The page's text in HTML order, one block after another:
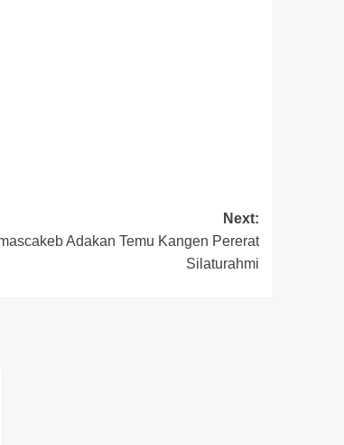
Next:
Adakan Temu Kangen Pererat
Silaturahmi